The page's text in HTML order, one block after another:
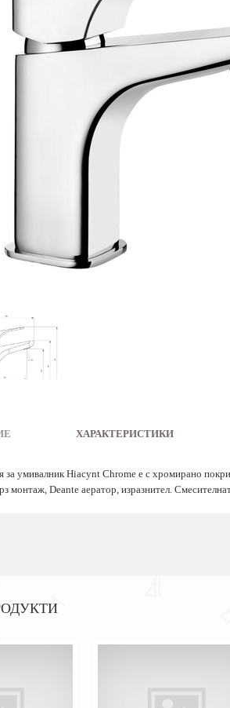
ХАРАКТЕРИСТИКИ
за умивалник Hiacynt Chrome е с хромирано
монтаж, Deante аератор, изразнител.